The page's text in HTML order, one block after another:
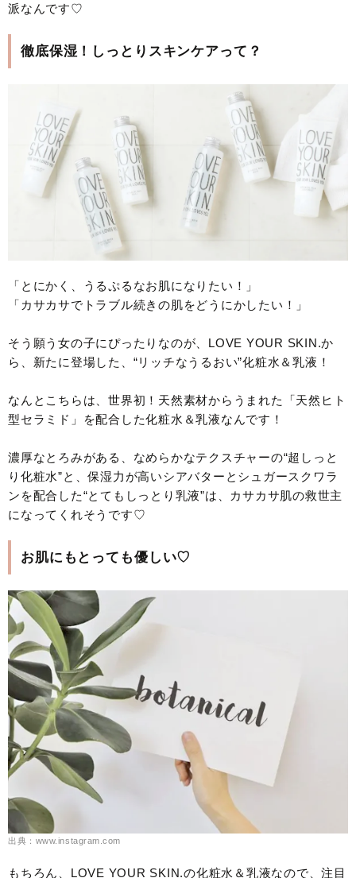
派なんです♡
徹底保湿！しっとりスキンケアって？
「とにかく、うるぷるなお肌になりたい！」
「カサカサでトラブル続きの肌をどうにかしたい！」
そう願う女の子にぴったりなのが、LOVE YOUR SKIN.か
ら、新たに登場した、“リッチなうるおい”化粧水＆乳液！
なんとこちらは、世界初！天然素材からうまれた「天然ヒト
型セラミド」を配合した化粧水＆乳液なんです！
濃厚なとろみがある、なめらかなテクスチャーの“超しっと
り化粧水”と、保湿力が高いシアバターとシュガースクワラ
ンを配合した“とてもしっとり乳液”は、カサカサ肌の救世主
になってくれそうです♡
お肌にもとっても優しい♡
出典：www.instagram.com
もちろん、LOVE YOUR SKIN.の化粧水＆乳液なので、注目